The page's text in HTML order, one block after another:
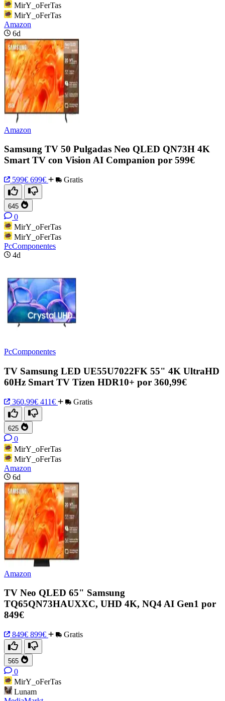
MirY_oFerTas
MirY_oFerTas
Amazon
6d
Amazon
Samsung TV 50 Pulgadas Neo QLED QN73H 4K
Smart TV con Vision AI Companion por 599€
599€ 699€ Gratis
645
0
MirY_oFerTas
MirY_oFerTas
PcComponentes
4d
PcComponentes
TV Samsung LED UE55U7022FK 55" 4K UltraHD
60Hz Smart TV Tizen HDR10+ por 360,99€
360.99€ 411€ Gratis
625
0
MirY_oFerTas
MirY_oFerTas
Amazon
6d
Amazon
TV Neo QLED 65" Samsung
TQ65QN73HAUXXC, UHD 4K, NQ4 AI Gen1 por
849€
849€ 899€ Gratis
565
0
MirY_oFerTas
Lunam